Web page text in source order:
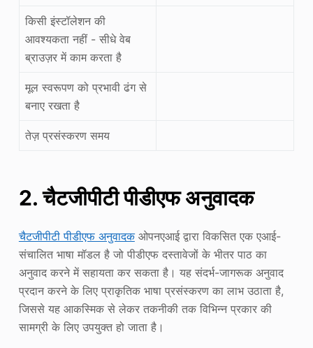
किसी इंस्टॉलेशन की
आवश्यकता नहीं - सीधे वेब
ब्राउज़र में काम करता है
मूल स्वरूपण को प्रभावी ढंग से
बनाए रखता है
तेज़ प्रसंस्करण समय
2. चैटजीपीटी पीडीएफ अनुवादक
चैटजीपीटी पीडीएफ अनुवादकओपनएआई द्वारा विकसित एक एआई-
संचालित भाषा मॉडल है जो पीडीएफ दस्तावेजों के भीतर पाठ का
अनुवाद करने में सहायता कर सकता है। यह संदर्भ-जागरूक अनुवाद
प्रदान करने के लिए प्राकृतिक भाषा प्रसंस्करण का लाभ उठाता है,
जिससे यह आकस्मिक से लेकर तकनीकी तक विभिन्न प्रकार की
सामग्री के लिए उपयुक्त हो जाता है।